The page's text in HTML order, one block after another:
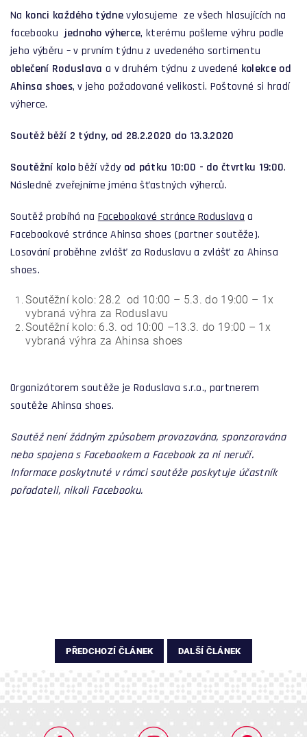
Na konci každého týdnevylosujeme ze všech hlasujících na
facebookujednoho výherce, kterému pošleme výhru podle
jeho výběru – v prvním týdnu z uvedeného sortimentu
oblečení Roduslavaa v druhém týdnu z uvedené kolekce od
Ahinsa shoes, v jeho požadované velikosti. Poštovné si hradí
výherce.
Soutěž běží 2 týdny, od 28.2.2020 do 13.3.2020
Soutěžní koloběží vždy od pátku 10:00 - do čtvrtku 19:00.
Následně zveřejníme jména šťastných výherců.
Soutěž probíhá na Facebookové stránce Roduslava a
Facebookové stránce Ahinsa shoes (partner soutěže).
Losování proběhne zvlášť za Roduslavu a zvlášť za Ahinsa
shoes.
Soutěžní kolo: 28.2 od 10:00 – 5.3. do 19:00 – 1x
vybraná výhra za Roduslavu
Soutěžní kolo: 6.3. od 10:00 –13.3. do 19:00 – 1x
vybraná výhra za Ahinsa shoes
Organizátorem soutěže je Roduslava s.r.o., partnerem
soutěže Ahinsa shoes.
Soutěž není žádným způsobem provozována, sponzorována
nebo spojena s Facebookem a Facebook za ni neručí.
Informace poskytnuté v rámci soutěže poskytuje účastník
pořadateli, nikoli Facebooku.
PŘEDCHOZÍ ČLÁNEK DALŠÍ ČLÁNEK